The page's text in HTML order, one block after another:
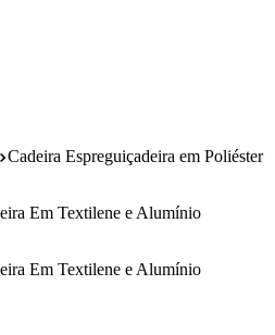
Cadeira Espreguiçadeira em Poliéster